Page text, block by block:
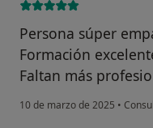
Persona súper
Formación
Faltan más
10 de marzo de 2025 •